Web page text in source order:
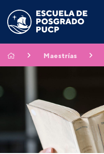
Maestrías